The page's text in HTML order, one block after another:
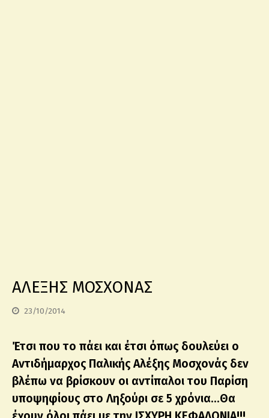
ΑΛΕΞΗΣ ΜΟΣΧΟΝΑΣ
23/10/2014
Έτσι που το πάει και έτσι όπως δουλεύει ο
Αντιδήμαρχος Παλικής Αλέξης Μοσχονάς δεν
βλέπω να βρίσκουν οι αντίπαλοι του Παρίση
υποψηφίους στο Ληξούρι σε 5 χρόνια…Θα